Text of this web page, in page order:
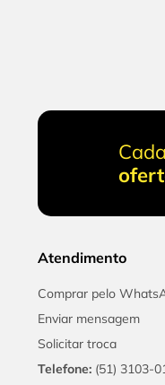
Atendimento
Comprar pelo
Enviar mensagem
Solicitar troca
Telefone: (51) 3103-